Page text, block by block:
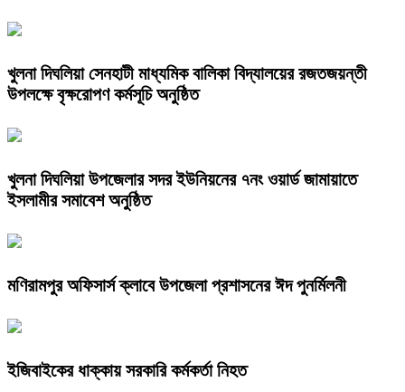
খুলনা দিঘলিয়া সেনহাটী মাধ্যমিক বালিকা বিদ্যালয়ের রজতজয়ন্তী
উপলক্ষে বৃক্ষরোপণ কর্মসূচি অনুষ্ঠিত
খুলনা দিঘলিয়া উপজেলার সদর ইউনিয়নের ৭নং ওয়ার্ড জামায়াতে
ইসলামীর সমাবেশ অনুষ্ঠিত
মণিরামপুর অফিসার্স ক্লাবে উপজেলা প্রশাসনের ঈদ পুনর্মিলনী
ইজিবাইকের ধাক্কায় সরকারি কর্মকর্তা নিহত